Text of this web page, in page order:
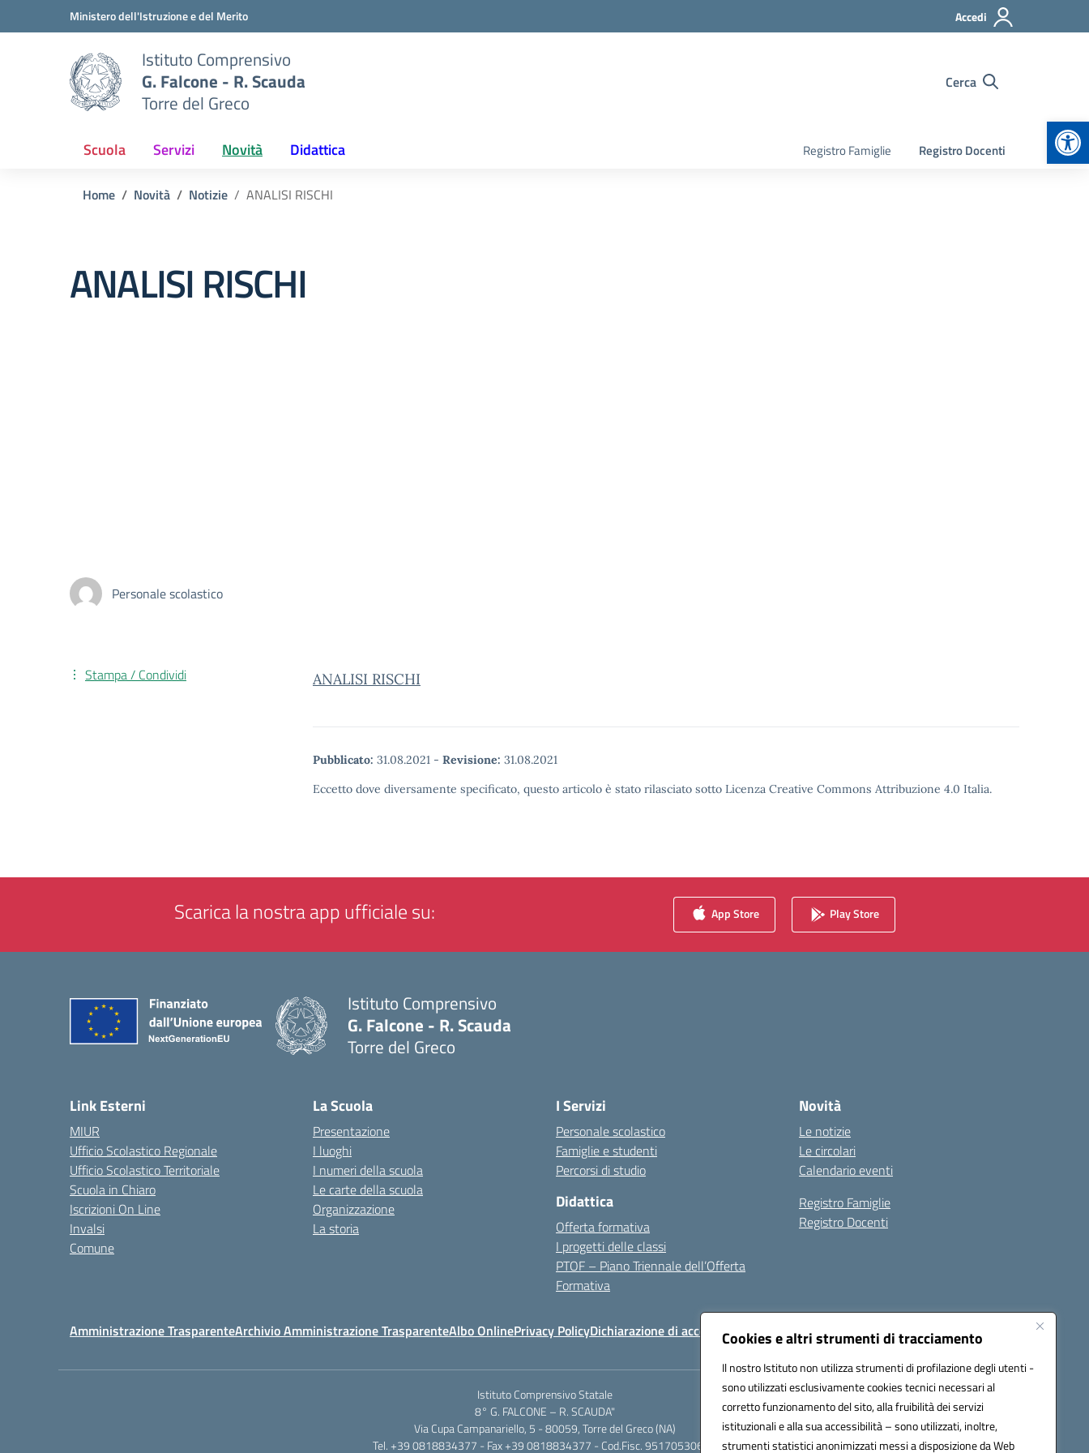
Cookies e altri strumenti di tracciamento
Il nostro Istituto non utilizza strumenti di profilazione degli utenti -
sono utilizzati esclusivamente cookies tecnici necessari al
corretto funzionamento del sito, alla fruibilità dei servizi
istituzionali e alla sua accessibilità – sono utilizzati, inoltre,
strumenti statistici anonimizzati messi a disposizione da Web
Vai ai contenuti
Vai al menu di navigazioneMinistero dell'Istruzione e del Merito Accedi
Istituto Comprensivo
G. Falcone - R. Scauda
Torre del Greco
Cerca
Scuola Servizi Novità Didattica Registro Famiglie Registro Docenti
Home Novità Notizie ANALISI RISCHI
ANALISI RISCHI
Personale scolastico
ANALISI RISCHI
Pubblicato: 31.08.2021 - Revisione: 31.08.2021
Eccetto dove diversamente specificato, questo articolo è stato rilasciato sotto Licenza Creative Commons Attribuzione 4.0 Italia.
Stampa / Condividi
Scarica la nostra app ufficiale su: App Store Play Store
Istituto Comprensivo
G. Falcone - R. Scauda
Torre del Greco
Link Esterni
MIUR
Ufficio Scolastico Regionale
Ufficio Scolastico Territoriale
Scuola in Chiaro
Iscrizioni On Line
Invalsi
Comune
La Scuola
Presentazione
I luoghi
I numeri della scuola
Le carte della scuola
Organizzazione
La storia
I Servizi
Personale scolastico
Famiglie e studenti
Percorsi di studio
Didattica
Offerta formativa
I progetti delle classi
PTOF – Piano Triennale dell’Offerta
Formativa
Novità
Le notizie
Le circolari
Calendario eventi
Registro Famiglie
Registro Docenti
Amministrazione TrasparenteArchivio Amministrazione TrasparenteAlbo OnlinePrivacy PolicyDichiarazione di accessibilità Note legali
Istituto Comprensivo Statale
8° G. FALCONE – R. SCAUDA"
Via Cupa Campanariello, 5 - 80059, Torre del Greco (NA)
Tel. +39 0818834377 - Fax +39 0818834377 - Cod.Fisc. 95170530638